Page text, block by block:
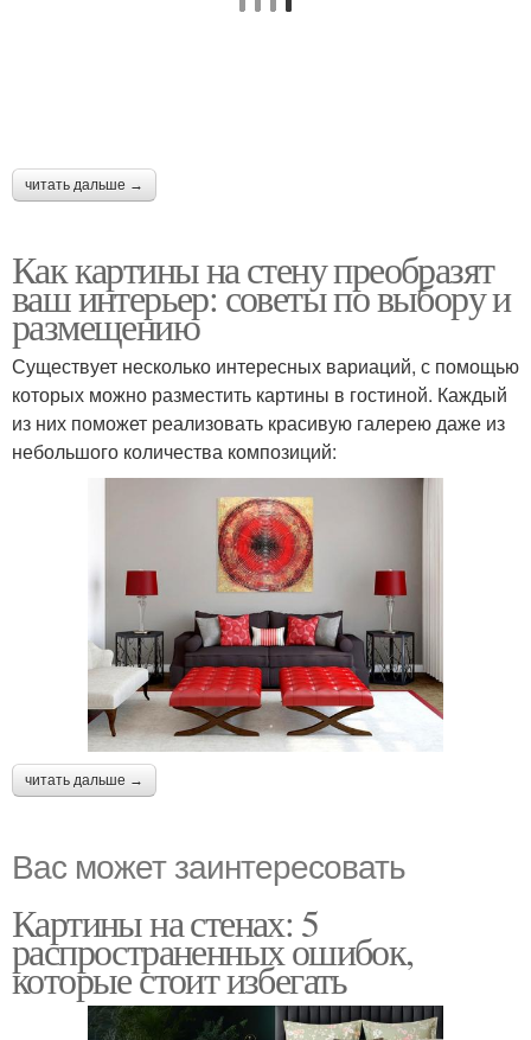
читать дальше →
Как картины на стену преобразят
ваш интерьер: советы по выбору и
размещению
Существует несколько интересных вариаций, с помощью
которых можно разместить картины в гостиной. Каждый
из них поможет реализовать красивую галерею даже из
небольшого количества композиций:
читать дальше →
Вас может заинтересовать
Картины на стенах: 5
распространенных ошибок,
которые стоит избегать